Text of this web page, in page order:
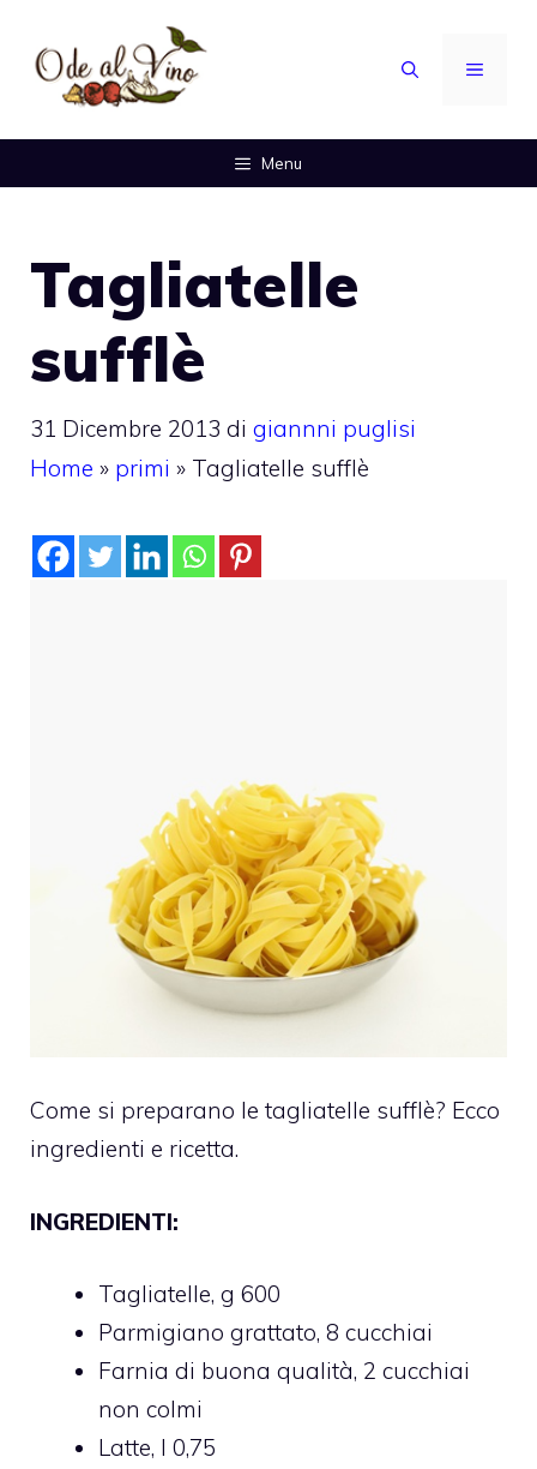
contenuto
MENU
Menu
Tagliatelle
sufflè
31 Dicembre 2013 di giannni puglisi
Home » primi » Tagliatelle sufflè
Come si preparano le tagliatelle sufflè? Ecco
ingredienti e ricetta.
INGREDIENTI:
Tagliatelle, g 600
Parmigiano grattato, 8 cucchiai
Farnia di buona qualità, 2 cucchiai
non colmi
Latte, l 0,75